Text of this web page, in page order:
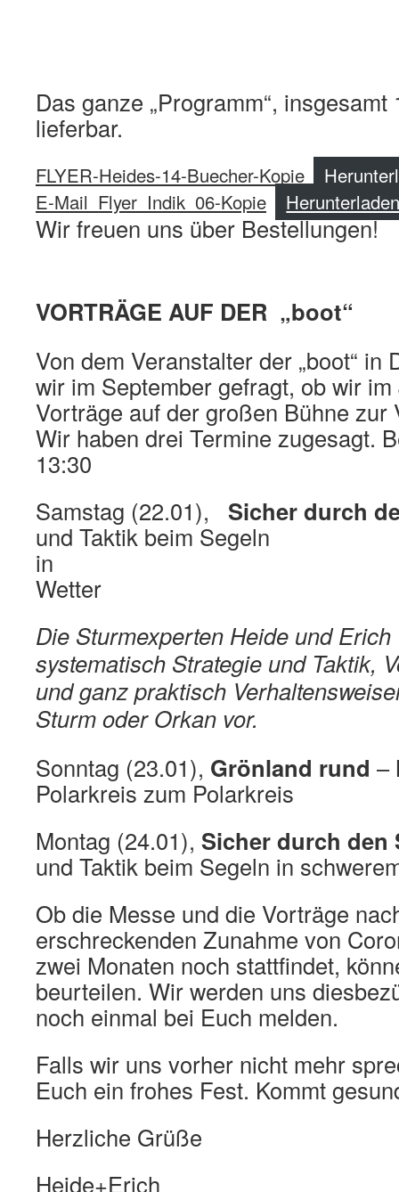
Das ganze „Programm“,
lieferbar.
FLYER-Heides-14-Buecher-Kopie
E-Mail_Flyer_Indik_06-Kopie
Wir freuen uns über Bestellungen!
VORTRÄGE AUF DER „boot“
Von dem Veranstalter der „boot“ in
wir im September gefragt, ob wir
Vorträge auf der großen Bühne zur
Wir haben drei Termine zugesagt.
13:30
Samstag (22.01), Sicher durch
und Taktik beim Segeln
in
Wetter
Die Sturmexperten Heide und
systematisch Strategie und Taktik,
und ganz praktisch
Sturm oder Orkan vor.
Sonntag (23.01), Grönland rund –
Polarkreis zum Polarkreis
Montag (24.01), Sicher durch
und Taktik beim Segeln in
Ob die Messe und die Vorträge
erschreckenden Zunahme von
zwei Monaten noch stattfindet,
beurteilen. Wir werden uns
noch einmal bei Euch melden.
Falls wir uns vorher nicht mehr
Euch ein frohes Fest. Kommt
Herzliche Grüße
Heide+Erich